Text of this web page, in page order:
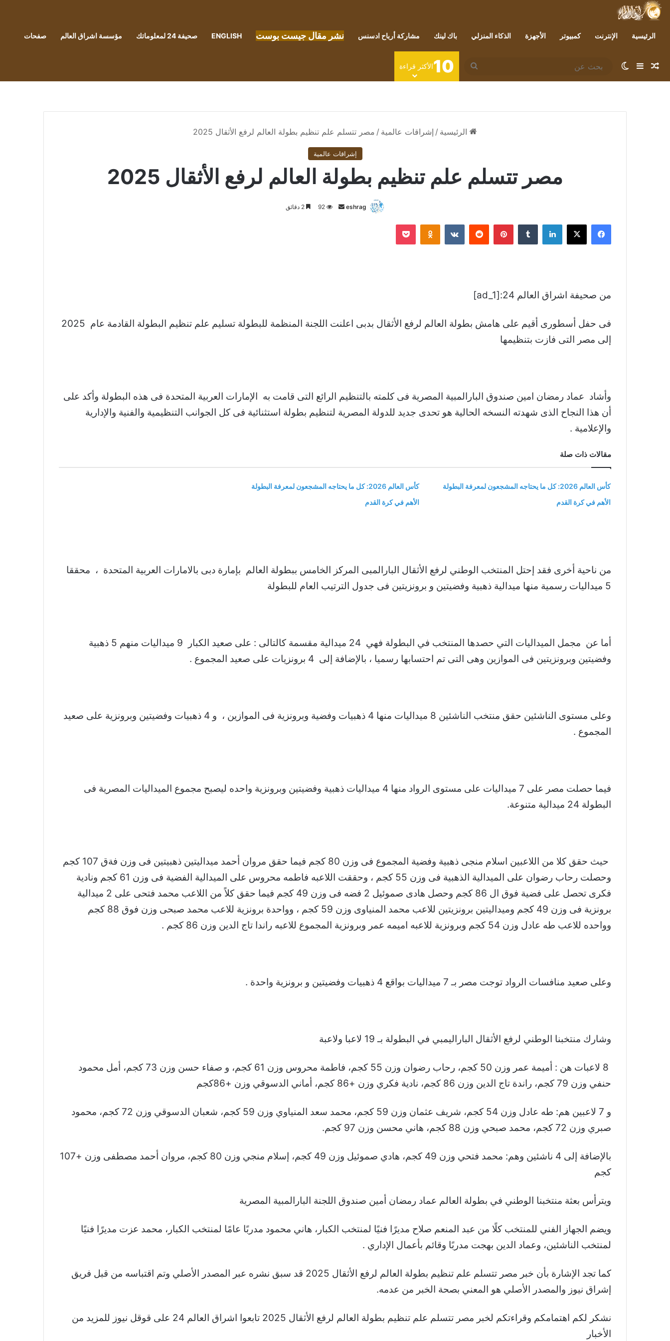
الرئيسية الإنترنت كمبيوتر الأجهزة الذكاء المنزلي باك لينك مشاركة أرباح ادسنس نشر مقال جيست بوست ENGLISH صحيفة 24 لمعلوماتك مؤسسة اشراق العالم صفحات
مقال عشوائي
إضافة عمود جانبي
الوضع المظلم
بحث
عن
10الأكثر قراءة
الرئيسية / إشراقات عالمية / مصر تتسلم علم تنظيم بطولة العالم لرفع الأثقال 2025
إشراقات عالمية
مصر تتسلم علم تنظيم بطولة العالم لرفع الأثقال 2025
eshrag
أرسل 92
فيسبوك
‫X لينكدإن بينتيريست Odnoklassniki
‫Pocket
من صحيفة اشراق العالم 24:[ad_1]
فى حفل أسطورى أقيم على هامش بطولة العالم لرفع الأثقال بدبى اعلنت اللجنة المنظمة للبطولة تسليم علم تنظيم البطولة القادمة عام 2025
إلى مصر التى فازت بتنظيمها
وأشاد عماد رمضان امين صندوق البارالمبية المصرية فى كلمته بالتنظيم الرائع التى قامت به الإمارات العربية المتحدة فى هذه البطولة وأكد على
أن هذا النجاح الذى شهدته النسخه الحالية هو تحدى جديد للدولة المصرية لتنظيم بطولة استثنائية فى كل الجوانب التنظيمية والفنية والإدارية
والإعلامية .
مقالات ذات صلة
كأس العالم 2026: كل ما يحتاجه المشجعون لمعرفة البطولة
الأهم في كرة القدم
كأس العالم 2026: كل ما يحتاجه المشجعون لمعرفة البطولة
الأهم في كرة القدم
من ناحية أخرى فقد إحتل المنتخب الوطني لرفع الأثقال البارالمبى المركز الخامس ببطولة العالم بإمارة دبى بالامارات العربية المتحدة ، محققا
5 ميداليات رسمية منها ميدالية ذهبية وفضيتين و برونزيتين فى جدول الترتيب العام للبطولة
أما عن مجمل الميداليات التي حصدها المنتخب في البطولة فهي 24 ميدالية مقسمة كالتالى : على صعيد الكبار 9 ميداليات منهم 5 ذهبية
وفضيتين وبرونزيتين فى الموازين وهى التى تم احتسابها رسميا ، بالإضافة إلى 4 برونزيات على صعيد المجموع .
وعلى مستوى الناشئين حقق منتخب الناشئين 8 ميداليات منها 4 ذهبيات وفضية وبرونزية فى الموازين ، و 4 ذهبيات وفضيتين وبرونزية على صعيد
المجموع .
فيما حصلت مصر على 7 ميداليات على مستوى الرواد منها 4 ميداليات ذهبية وفضيتين وبرونزية واحده ليصبح مجموع الميداليات المصرية فى
البطولة 24 ميدالية متنوعة.
حيث حقق كلا من اللاعبين اسلام منجى ذهبية وفضية المجموع فى وزن 80 كجم فيما حقق مروان أحمد ميداليتين ذهبيتين فى وزن فةق 107 كجم
وحصلت رحاب رضوان على الميدالية الذهبية فى وزن 55 كجم ، وحققت اللاعبه فاطمه محروس على الميدالية الفضية فى وزن 61 كجم ونادية
فكرى تحصل على فضية فوق ال 86 كجم وحصل هادى صموئيل 2 فضه فى وزن 49 كجم فيما حقق كلاً من اللاعب محمد فتحى على 2 ميدالية
برونزية فى وزن 49 كجم وميداليتين برونزيتين للاعب محمد المنياوى وزن 59 كجم ، وواحدة برونزية للاعب محمد صبحى وزن فوق 88 كجم
وواحده للاعب طه عادل وزن 54 كجم وبرونزية للاعبه اميمه عمر وبرونزية المجموع للاعبه راندا تاج الدين وزن 86 كجم .
وعلى صعيد منافسات الرواد توجت مصر بـ 7 ميداليات بواقع 4 ذهبيات وفضيتين و برونزية واحدة .
وشارك منتخبنا الوطني لرفع الأثقال الباراليمبي في البطولة بـ 19 لاعبا ولاعبة
8 لاعبات هن : أميمة عمر وزن 50 كجم، رحاب رضوان وزن 55 كجم، فاطمة محروس وزن 61 كجم، و صفاء حسن وزن 73 كجم، أمل محمود
حنفي وزن 79 كجم، راندة تاج الدين وزن 86 كجم، نادية فكري وزن +86 كجم، أماني الدسوقي وزن +86كجم
و 7 لاعبين هم: طه عادل وزن 54 كجم، شريف عثمان وزن 59 كجم، محمد سعد المنياوي وزن 59 كجم، شعبان الدسوقي وزن 72 كجم، محمود
صبري وزن 72 كجم، محمد صبحي وزن 88 كجم، هاني محسن وزن 97 كجم.
بالإضافة إلى 4 ناشئين وهم: محمد فتحي وزن 49 كجم، هادي صموئيل وزن 49 كجم، إسلام منجي وزن 80 كجم، مروان أحمد مصطفى وزن +107
كجم
ويترأس بعثة منتخبنا الوطني في بطولة العالم عماد رمضان أمين صندوق اللجنة البارالمبية المصرية
ويضم الجهاز الفني للمنتخب كلًا من عبد المنعم صلاح مديرًا فنيًا لمنتخب الكبار، هاني محمود مدربًا عامًا لمنتخب الكبار، محمد عزت مديرًا فنيًا
لمنتخب الناشئين، وعماد الدين بهجت مدربًا وقائم بأعمال الإداري .
كما تجد الإشارة بأن خبر مصر تتسلم علم تنظيم بطولة العالم لرفع الأثقال 2025 قد سبق نشره عبر المصدر الأصلي وتم اقتباسه من قبل فريق
إشراق نيوز والمصدر الأصلي هو المعني بصحة الخبر من عدمه.
نشكر لكم اهتمامكم وقراءتكم لخبر مصر تتسلم علم تنظيم بطولة العالم لرفع الأثقال 2025 تابعوا اشراق العالم 24 على قوقل نيوز للمزيد من
الأخبار